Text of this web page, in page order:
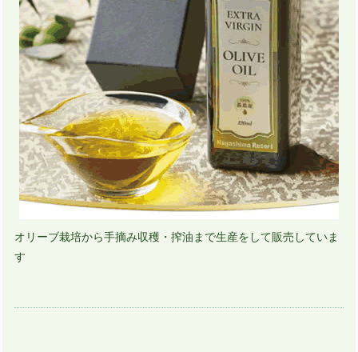
オリーブ栽培から手摘み収穫・搾油まで生産をして販売していま
す